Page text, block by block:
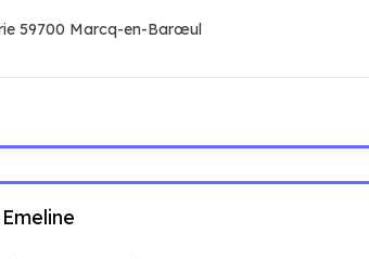
59700 Marcq-en-Barœul